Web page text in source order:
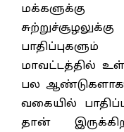
மாவட்டத்தில்
பல
வகையில்
தான்